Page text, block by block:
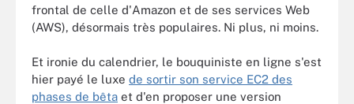
frontal de celle d'Amazon et de ses services Web
(AWS), désormais très populaires. Ni plus, ni moins.
Et ironie du calendrier, le bouquiniste en ligne s'est
hier payé le luxe de sortir son service EC2 des
phases de bêta et d'en proposer une version